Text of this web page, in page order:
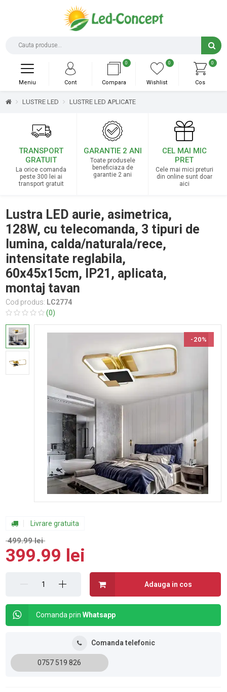
0
Cos
0
Wishlist
0
Compara
Cont
Meniu
LUSTRE LED LUSTRE LED APLICATE
TRANSPORT
GRATUIT
La orice comanda
peste 300 lei ai
transport gratuit
GARANTIE 2 ANI
Toate produsele
beneficiaza de
garantie 2 ani
CEL MAI MIC
PRET
Cele mai mici preturi
din online sunt doar
aici
Lustra LED aurie, asimetrica,
128W, cu telecomanda, 3 tipuri de
lumina, calda/naturala/rece,
intensitate reglabila,
60x45x15cm, IP21, aplicata,
montaj tavan
Cod produs: LC2774
(0)
-20%
Livrare gratuita
499.99 lei
399.99 lei
Adauga in cos
Comanda prinWhatsapp
Comanda telefonic
0757 519 826